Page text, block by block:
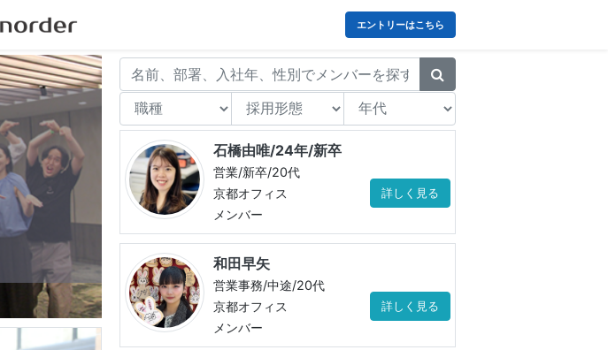
エントリーはこちら
石橋由唯/24年/新卒
営業/新卒/20代
京都オフィス
メンバー
詳しく見る
和田早矢
営業事務/中途/20代
京都オフィス
メンバー
詳しく見る